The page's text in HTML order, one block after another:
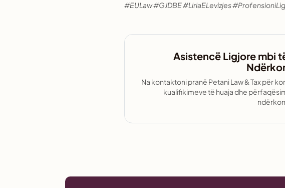
#EULaw #GJDBE #LiriaELevizjes
Asistencë Ligjore mbi
Na kontaktoni pranë Petani Law & Tax për
kualifikimeve të huaja dhe